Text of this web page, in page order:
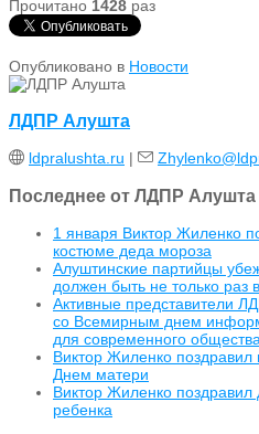
Прочитано 1428 раз
Опубликовано в Новости
ЛДПР Алушта
ldpralushta.ru |
Последнее от ЛДПР Алушта
1 января Виктор Жиленко
костюме деда мороза
Алуштинские партийцы
должен быть не только раз
Активные представители
со Всемирным днем
для современного общества
Виктор Жиленко
Днем матери
Виктор Жиленко поздравил
ребенка